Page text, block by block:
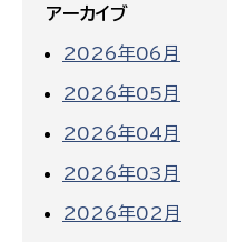
アーカイブ
2026年06月
2026年05月
2026年04月
2026年03月
2026年02月